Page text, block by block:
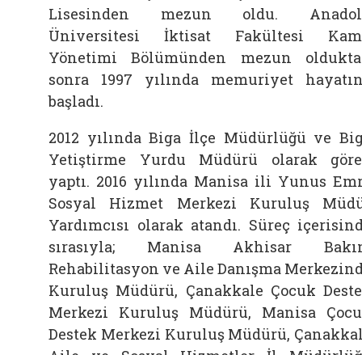
Lisesinden mezun oldu.
Üniversitesi İktisat Fakültesi
Yönetimi Bölümünden mezun
sonra 1997 yılında memuriyet
başladı.
2012 yılında Biga İlçe Müdürlüğü ve
Yetiştirme Yurdu Müdürü olarak
yaptı. 2016 yılında Manisa ili Yunus
Sosyal Hizmet Merkezi Kuruluş
Yardımcısı olarak atandı. Süreç
sırasıyla; Manisa Akhisar
Rehabilitasyon ve Aile Danışma
Kuruluş Müdürü, Çanakkale Çocuk
Merkezi Kuruluş Müdürü, Manisa
Destek Merkezi Kuruluş Müdürü,